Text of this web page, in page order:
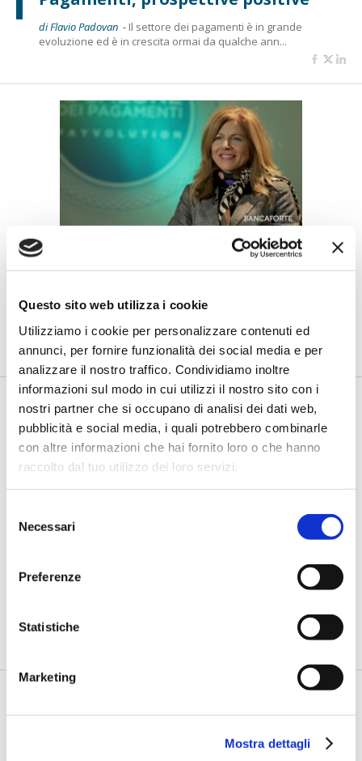
Questo sito web utilizza i cookie
Utilizziamo i cookie per personalizzare contenuti ed
annunci, per fornire funzionalità dei social media e per
analizzare il nostro traffico. Condividiamo inoltre
informazioni sul modo in cui utilizzi il nostro sito con i
nostri partner che si occupano di analisi dei dati web,
pubblicità e social media, i quali potrebbero combinarle
con altre informazioni che hai fornito loro o che hanno
raccolto dal tuo utilizzo dei loro servizi.
delNecessari
Preferenze
Statistiche
Marketing
Mostra dettagli
di Flavio Padovan - Il settore dei pagamenti è in grande
evoluzione ed è in crescita ormai da qualche ann...
VAS, nuovi strumenti di
settore bancario alla compliance alla PSD2 con CBI G...
Open banking, tre campi di azioni
concrete
L'open banking rappresenta una delle
principali opportunità per l'evoluzione dell'eco...